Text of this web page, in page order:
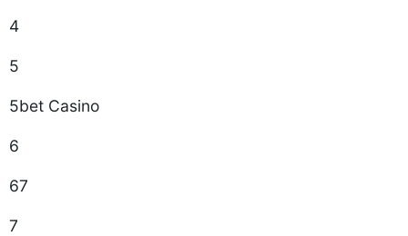
4
5
5bet Casino
6
67
7